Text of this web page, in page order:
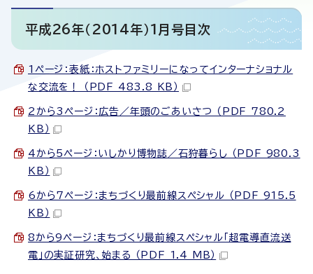
平成26年（2014年）1月号目次
1ページ：表紙：ホストファミリーになってインターナショナル
な交流を！ （PDF 483.8 KB）
2から3ページ：広告／年頭のごあいさつ （PDF 780.2
KB）
4から5ページ：いしかり博物誌／石狩暮らし （PDF 980.3
KB）
6から7ページ：まちづくり最前線スペシャル （PDF 915.5
KB）
8から9ページ：まちづくり最前線スペシャル「超電導直流送
電」の実証研究、始まる （PDF 1.4 MB）